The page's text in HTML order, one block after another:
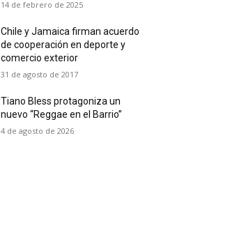
14 de febrero de 2025
Chile y Jamaica firman acuerdo
de cooperación en deporte y
comercio exterior
31 de agosto de 2017
Tiano Bless protagoniza un
nuevo “Reggae en el Barrio”
4 de agosto de 2026